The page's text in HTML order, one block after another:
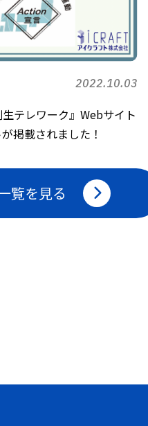
2022.10.03
テレワーク』Webサイト
掲載されました！
覧を見る